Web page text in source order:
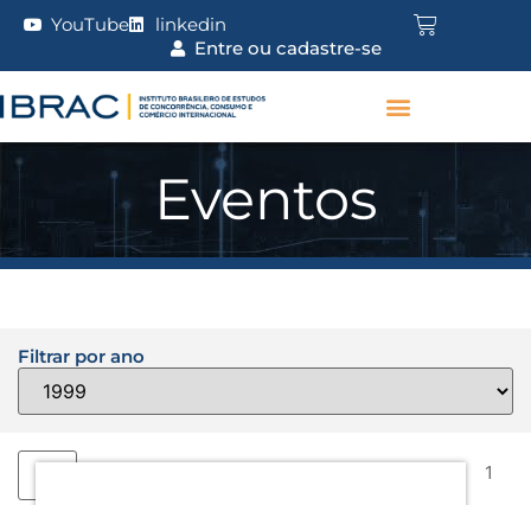
YouTube
linkedin
Entre ou cadastre-se
Eventos
Filtrar por ano
1